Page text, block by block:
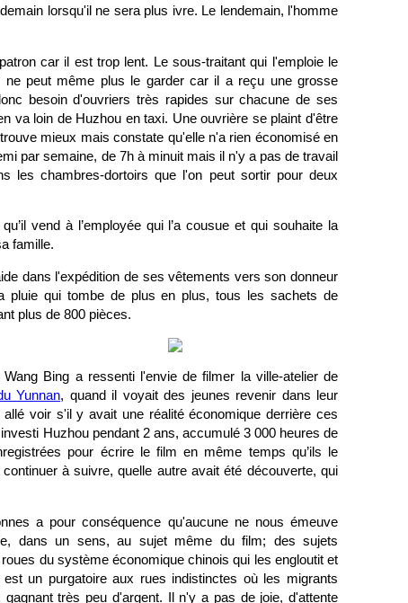
lorsqu'il ne sera plus ivre. Le lendemain, l'homme
car il est trop lent. Le sous-traitant qui l'emploie le
peut même plus le garder car il a reçu une grosse
besoin d'ouvriers très rapides sur chacune de ses
va loin de Huzhou en taxi. Une ouvrière se plaint d'être
mieux mais constate qu'elle n'a rien économisé en
par semaine, de 7h à minuit mais il n'y a pas de travail
les chambres-dortoirs que l'on peut sortir pour deux
vend à l’employée qui l’a cousue et qui souhaite la
famille.
dans l'expédition de ses vêtements vers son donneur
pluie qui tombe de plus en plus, tous les sachets de
plus de 800 pièces.
Bing a ressenti l'envie de filmer la ville-atelier de
Yunnan, quand il voyait des jeunes revenir dans leur
voir s'il y avait une réalité économique derrière ces
Huzhou pendant 2 ans, accumulé 3 000 heures de
pour écrire le film en même temps qu’ils le
à suivre, quelle autre avait été découverte, qui
a pour conséquence qu'aucune ne nous émeuve
dans un sens, au sujet même du film; des sujets
du système économique chinois qui les engloutit et
un purgatoire aux rues indistinctes où les migrants
très peu d'argent. Il n'y a pas de joie, d'attente